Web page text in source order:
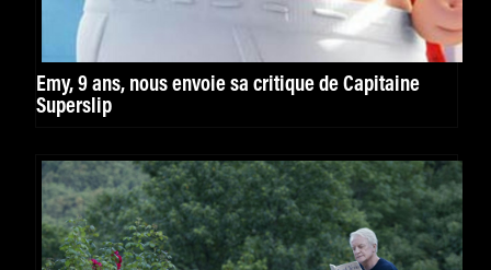
Emy, 9 ans, nous envoie sa critique de Capitaine
Superslip